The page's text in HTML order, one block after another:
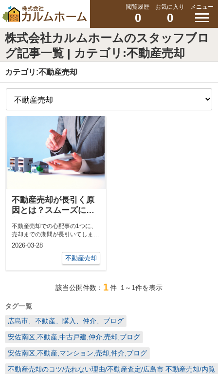
閲覧履歴
0
お気に入り
0
メニュー
株式会社カルムホームのスタッフブロ
グ記事一覧 | カテゴリ:不動産売却
カテゴリ:不動産売却
不動産売却が長引く原
因とは？スムーズに売
不動産売却での心配事の1つに、
売却までの期間が長引いてしまう
のではないかというものがありま
2026-03-28
不動産売却
該当公開件数： 1件 1～1件を表示
タグ一覧
広島市、不動産、購入、仲介、ブログ
安佐南区,不動産,中古戸建,仲介,売却,ブログ
安佐南区,不動産,マンション,売却,仲介,ブログ
不動産売却のコツ/売れない理由/不動産査定/広島市 不動産売却/内覧